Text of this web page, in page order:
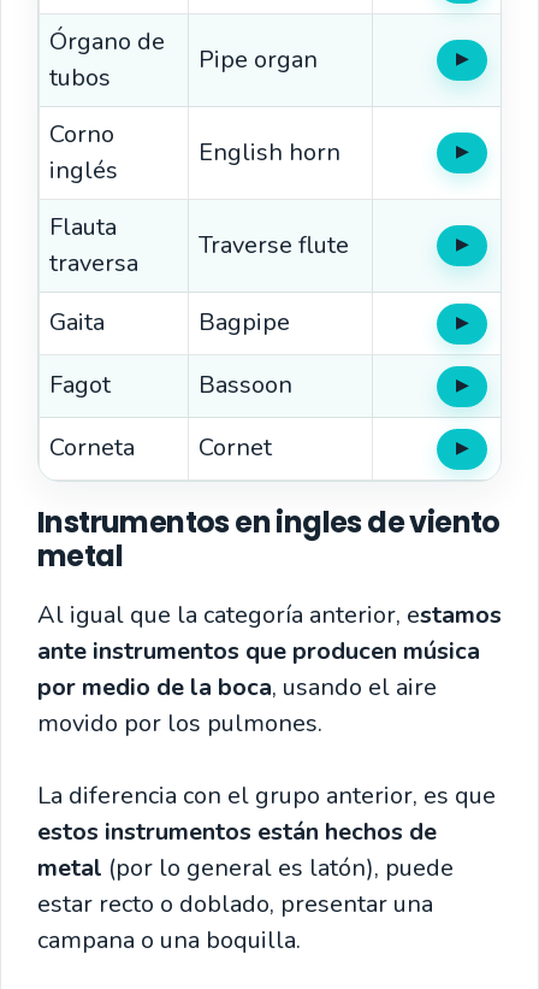
Órgano de
tubos
Pipe organ ▶Oír
Corno
inglés
English horn ▶Oír
Flauta
traversa
Traverse flute ▶Oír
Gaita Bagpipe ▶Oír
Fagot Bassoon ▶Oír
Corneta Cornet ▶Oír
Instrumentos en ingles de viento
metal
Al igual que la categoría anterior, estamos
ante instrumentos que producen música
por medio de la boca, usando el aire
movido por los pulmones.
La diferencia con el grupo anterior, es que
estos instrumentos están hechos de
metal (por lo general es latón), puede
estar recto o doblado, presentar una
campana o una boquilla.